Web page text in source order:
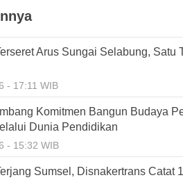
Arus Sungai Selabung, Satu
- 17:11 WIB
Komitmen Bangun Budaya
Dunia Pendidikan
- 15:32 WIB
Sumsel, Disnakertrans Catat